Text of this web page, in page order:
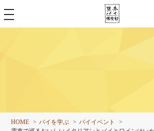
toggle
navigation
HOME パイを学ぶ
パイイベント